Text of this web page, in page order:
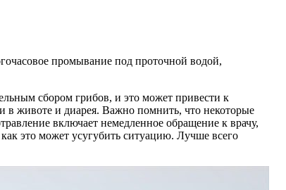
промывание под проточной водой,
сбором грибов, и это может привести к
в животе и диарея. Важно помнить, что некоторые
включает немедленное обращение к врачу,
это может усугубить ситуацию. Лучше всего